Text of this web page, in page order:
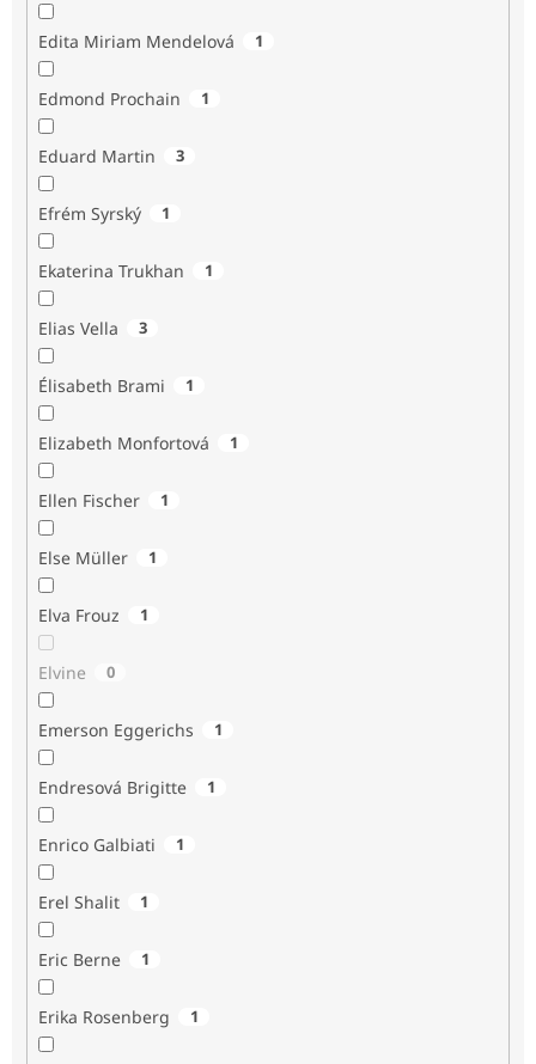
Edita Miriam Mendelová 1
Edmond Prochain 1
Eduard Martin 3
Efrém Syrský 1
Ekaterina Trukhan 1
Elias Vella 3
Élisabeth Brami 1
Elizabeth Monfortová 1
Ellen Fischer 1
Else Müller 1
Elva Frouz 1
Elvine 0
Emerson Eggerichs 1
Endresová Brigitte 1
Enrico Galbiati 1
Erel Shalit 1
Eric Berne 1
Erika Rosenberg 1